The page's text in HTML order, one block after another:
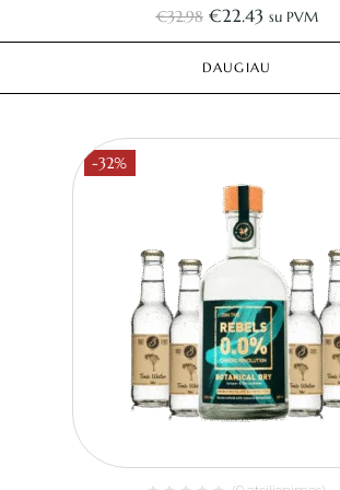
€32.98 €22.43 su PVM
DAUGIAU
-32%